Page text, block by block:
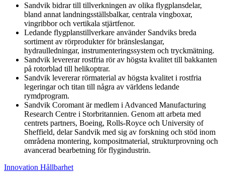
Sandvik bidrar till tillverkningen av olika flygplansdelar,
bland annat landningsställsbalkar, centrala vingboxar,
vingribbor och vertikala stjärtfenor.
Ledande flygplanstillverkare använder Sandviks breda
sortiment av rörprodukter för bränsleslangar,
hydraulledningar, instrumenteringssystem och tryckmätning.
Sandvik levererar rostfria rör av högsta kvalitet till bakkanten
på rotorblad till helikoptrar.
Sandvik levererar rörmaterial av högsta kvalitet i rostfria
legeringar och titan till några av världens ledande
rymdprogram.
Sandvik Coromant är medlem i Advanced Manufacturing
Research Centre i Storbritannien. Genom att arbeta med
centrets partners, Boeing, Rolls-Royce och University of
Sheffield, delar Sandvik med sig av forskning och stöd inom
områdena montering, kompositmaterial, strukturprovning och
avancerad bearbetning för flygindustrin.
Innovation Hållbarhet